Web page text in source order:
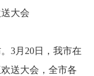
大会
3月20日，我市在
送大会，全市各